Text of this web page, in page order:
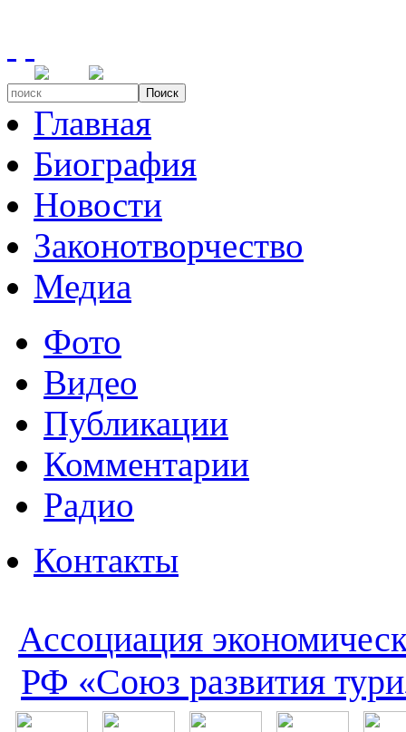
Поиск
Главная
Биография
Новости
Законотворчество
Медиа
Фото
Видео
Публикации
Комментарии
Радио
Контакты
Ассоциация
РФ «Союз развития